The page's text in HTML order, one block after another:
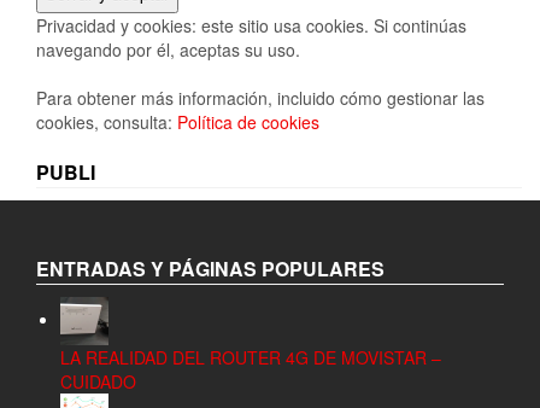
Privacidad y cookies: este sitio usa cookies. Si continúas
navegando por él, aceptas su uso.
Para obtener más información, incluido cómo gestionar las
cookies, consulta: Política de cookies
PUBLI
ENTRADAS Y PÁGINAS POPULARES
LA REALIDAD DEL ROUTER 4G DE MOVISTAR –
CUIDADO